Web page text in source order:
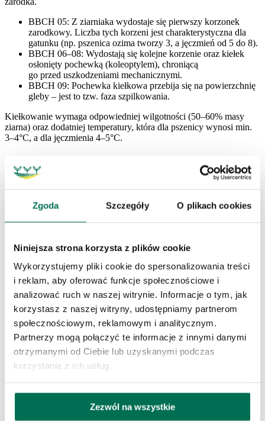
Zgoda Szczegóły O plikach cookies
Niniejsza strona korzysta z plików cookie
Wykorzystujemy pliki cookie do spersonalizowania treści
i reklam, aby oferować funkcje społecznościowe i
analizować ruch w naszej witrynie. Informacje o tym, jak
korzystasz z naszej witryny, udostępniamy partnerom
społecznościowym, reklamowym i analitycznym.
Partnerzy mogą połączyć te informacje z innymi danymi
otrzymanymi od Ciebie lub uzyskanymi podczas
korzystania z ich usług.
Zezwól na wszystkie
BBCH 05: Z ziarniaka wydostaje się pierwszy korzonek
zarodkowy. Liczba tych korzeni jest charakterystyczna dla
gatunku (np. pszenica ozima tworzy 3, a jęczmień od 5 do 8).
BBCH 06–08: Wydostają się kolejne korzenie oraz kiełek
osłonięty pochewką (koleoptylem), chroniącą
go przed uszkodzeniami mechanicznymi.
BBCH 09: Pochewka kiełkowa przebija się na powierzchnię
gleby – jest to tzw. faza szpilkowania.
Kiełkowanie wymaga odpowiedniej wilgotności (50–60% masy
ziarna) oraz dodatniej temperatury, która dla pszenicy wynosi min.
3–4°C, a dla jęczmienia 4–5°C.
Główna faza rozwojowa 1: Rozwój liści
BBCH 12–15: Pojawiają się kolejne liście (drugi, trzeci
i następne).
BBCH 19: Wykształcenie 9 lub więcej liści.
Ważnym momentem jest faza 3 liści, kiedy roślina przestaje polegać
na zapasach z bielma i zaczyna pobierać składniki mineralne
przez system korzeniowy.
Główna faza rozwojowa 2: Krzewienie
Krzewienie polega na wyrastaniu pędów bocznych z węzła
BBCH 21: Widoczne pierwsze rozkrzewienie (pierwszy pęd